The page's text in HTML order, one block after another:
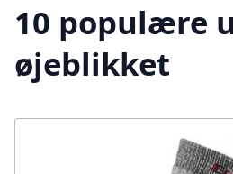
10 populære
øjeblikket